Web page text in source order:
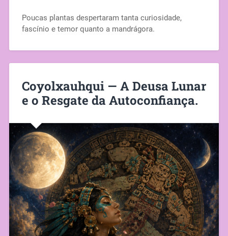
Poucas plantas despertaram tanta curiosidade,
fascínio e temor quanto a mandrágora.
Coyolxauhqui — A Deusa Lunar
e o Resgate da Autoconfiança.